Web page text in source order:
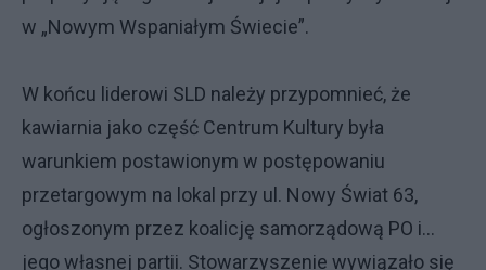
w „Nowym Wspaniałym Świecie”.
W końcu liderowi SLD należy przypomnieć, że
kawiarnia jako część Centrum Kultury była
warunkiem postawionym w postępowaniu
przetargowym na lokal przy ul. Nowy Świat 63,
ogłoszonym przez koalicję samorządową PO i…
jego własnej partii. Stowarzyszenie wywiązało się